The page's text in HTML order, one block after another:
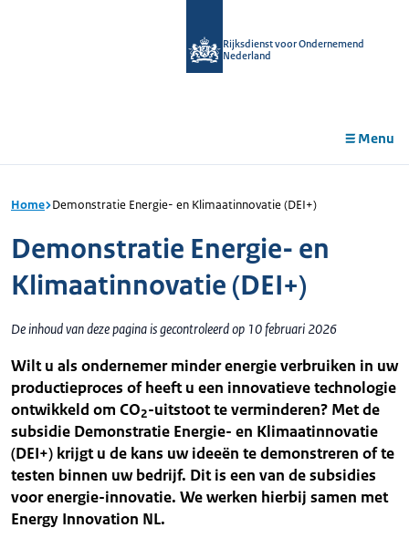
Rijksdienst voor Ondernemend
Nederland
Menu
Home Demonstratie Energie- en Klimaatinnovatie (DEI+)
Demonstratie Energie- en
Klimaatinnovatie (DEI+)
De inhoud van deze pagina is gecontroleerd op 10 februari 2026
Wilt u als ondernemer minder energie verbruiken in uw
productieproces of heeft u een innovatieve technologie
ontwikkeld om CO2-uitstoot te verminderen? Met de
subsidie Demonstratie Energie- en Klimaatinnovatie
(DEI+) krijgt u de kans uw ideeën te demonstreren of te
testen binnen uw bedrijf. Dit is een van de subsidies
voor energie-innovatie. We werken hierbij samen met
Energy Innovation NL.